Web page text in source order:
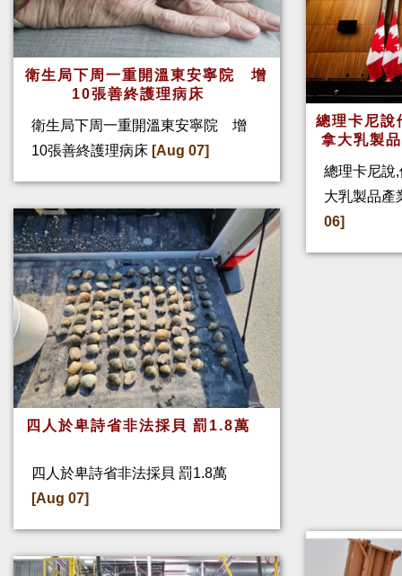
衛生局下周一重開溫東安寧院 增
10張善終護理病床
衛生局下周一重開溫東安寧院 增
10張善終護理病床 [Aug 07]
四人於卑詩省非法採貝 罰1.8萬
四人於卑詩省非法採貝 罰1.8萬
[Aug 07]
總理卡尼
拿大乳製
總理卡尼說
大乳製品產
06]